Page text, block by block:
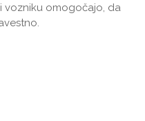
vozniku omogočajo, da